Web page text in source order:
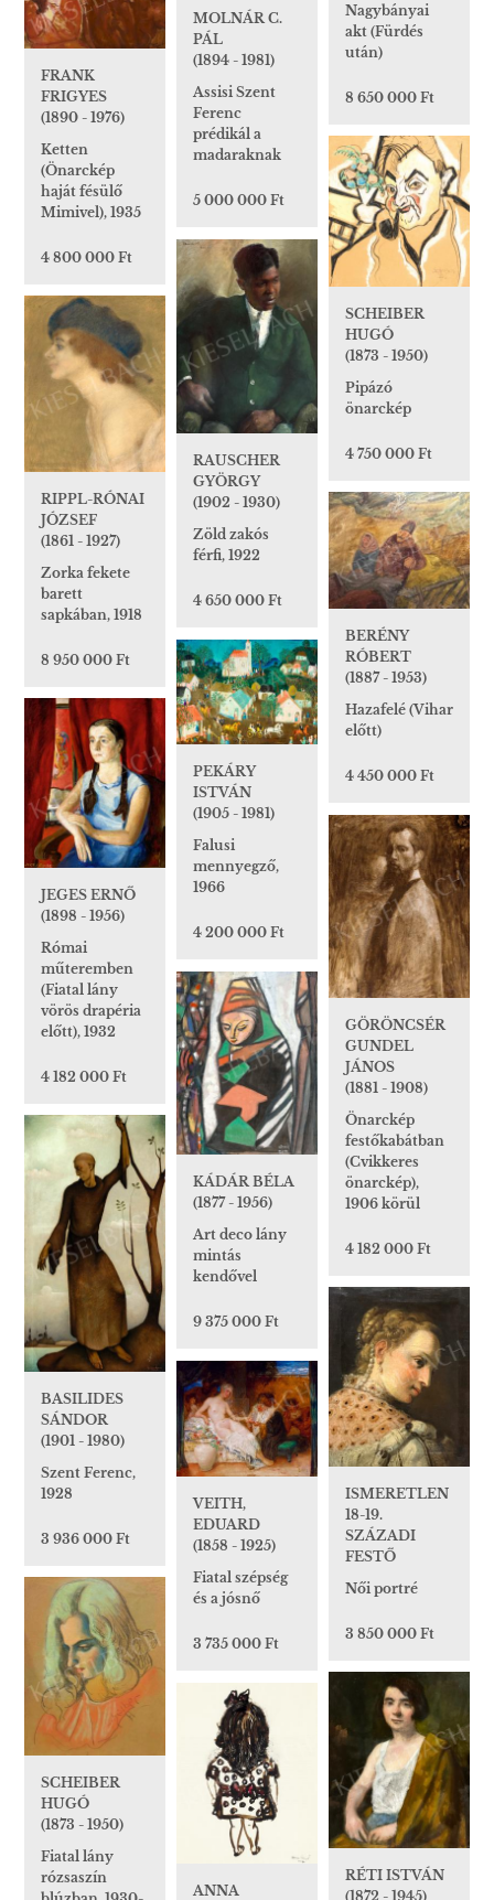
MOLNÁR C.
PÁL
(1894 - 1981)
Assisi Szent
Ferenc
prédikál a
madaraknak
5 000 000 Ft
Nagybányai
akt (Fürdés
után)
8 650 000 Ft
FRANK
FRIGYES
(1890 - 1976)
Ketten
(Önarckép
haját fésülő
Mimivel), 1935
4 800 000 Ft
SCHEIBER
HUGÓ
(1873 - 1950)
Pipázó
önarckép
4 750 000 Ft
RAUSCHER
GYÖRGY
(1902 - 1930)
Zöld zakós
férfi, 1922
4 650 000 Ft
RIPPL-RÓNAI
JÓZSEF
(1861 - 1927)
Zorka fekete
barett
sapkában, 1918
8 950 000 Ft
BERÉNY
RÓBERT
(1887 - 1953)
Hazafelé (Vihar
előtt)
4 450 000 Ft
PEKÁRY
ISTVÁN
(1905 - 1981)
Falusi
mennyegző,
1966
4 200 000 Ft
JEGES ERNŐ
(1898 - 1956)
Római
műteremben
(Fiatal lány
vörös drapéria
előtt), 1932
4 182 000 Ft
GÖRÖNCSÉR
GUNDEL
JÁNOS
(1881 - 1908)
Önarckép
festőkabátban
(Cvikkeres
önarckép),
1906 körül
4 182 000 Ft
KÁDÁR BÉLA
(1877 - 1956)
Art deco lány
mintás
kendővel
9 375 000 Ft
BASILIDES
SÁNDOR
(1901 - 1980)
Szent Ferenc,
1928
3 936 000 Ft
ISMERETLEN
18-19.
SZÁZADI
FESTŐ
Női portré
3 850 000 Ft
VEITH,
EDUARD
(1858 - 1925)
Fiatal szépség
és a jósnő
3 735 000 Ft
SCHEIBER
HUGÓ
(1873 - 1950)
Fiatal lány
rózsaszín
RÉTI ISTVÁN
(1872 - 1945)
ANNA